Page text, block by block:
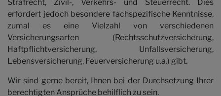
Honorar
Kontakt
Strafrecht, Zivil-, Verkehrs- und Steuerrecht. Dies
erfordert jedoch besondere fachspezifische Kenntnisse,
zumal es eine Vielzahl von verschiedenen
Versicherungsarten (Rechtsschutzversicherung,
Haftpflichtversicherung, Unfallsversicherung,
Lebensversicherung, Feuerversicherung u.a.) gibt.
Wir sind gerne bereit, Ihnen bei der Durchsetzung Ihrer
berechtigten Ansprüche behilflich zu sein.